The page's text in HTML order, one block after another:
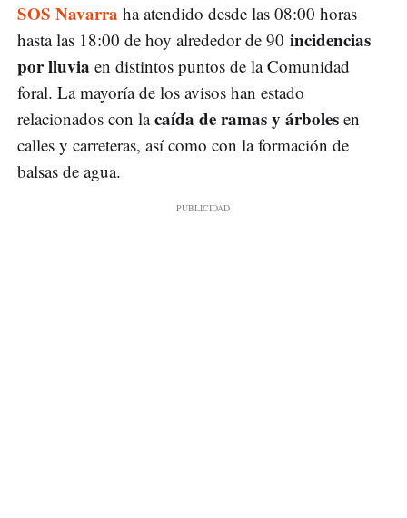
SOS Navarra ha atendido desde las 08:00 horas
hasta las 18:00 de hoy alrededor de 90 incidencias
por lluvia en distintos puntos de la Comunidad
foral. La mayoría de los avisos han estado
relacionados con lacaída de ramas y árboles en
calles y carreteras, así como con la formación de
balsas de agua.